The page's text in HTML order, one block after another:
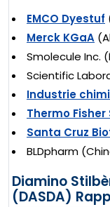
EMCO Dyestuf
Merck KGaA
Smolecule Inc.
Scientific
Industrie
Thermo
Santa Cruz
BLDpharm
Diamino
(DASDA)